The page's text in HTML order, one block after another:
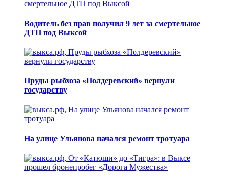
Водитель без прав получил 9 лет за смертельное
ДТП под Выксой
Пруды рыбхоза «Полдеревский» вернули
государству
На улице Ульянова начался ремонт тротуара